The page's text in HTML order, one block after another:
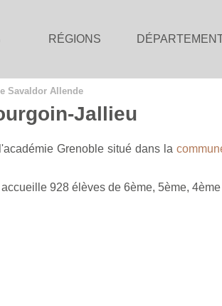
RÉGIONS
Savaldor Allende
Jallieu
Grenoble situé dans la
928 élèves de 6ème, 5ème, 4ème